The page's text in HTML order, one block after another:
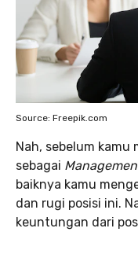
Source: Freepik.com
Nah, sebelum
sebagai
baiknya kamu
dan rugi posisi ini.
keuntungan dari